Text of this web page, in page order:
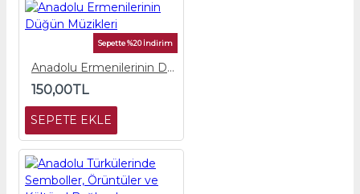
Sepette %20 İndirim
Anadolu Ermenilerinin Düğün Müzikleri
150,00TL
SEPETE EKLE